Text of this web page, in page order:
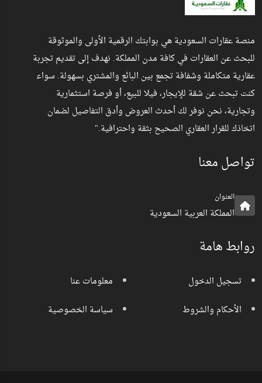
منصة عقارات السعودية هي بوابتك الرقمية الأولى والموثوقة
للبحث عن العقارات في كافة مدن المملكة. نهدف إلى تقديم تجربة
عقارية متكاملة وشفافة تجمع بين البائع والمشتري بسهولة. سواء
كنت تبحث عن شقة للإيجار، فيلا للبيع، أو فرصة استثمارية
وتجارية، نحن نوفر لك أحدث العروض وأدق التفاصيل لضمان
اتخاذك للقرار العقاري الصحيح بثقة واحترافية."
تواصل معنا
العنوان
المملكة العربية السعودية
روابط هامة
تسجيل الدخول
الأحكام والشروط
معلومات عنا
سياسة الخصوصية